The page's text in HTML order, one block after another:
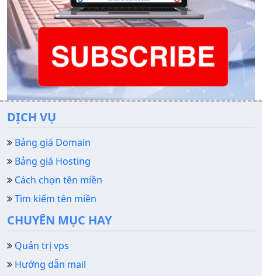
DỊCH VỤ
Bảng giá Domain
Bảng giá Hosting
Cách chọn tên miền
Tìm kiếm tên miền
CHUYÊN MỤC HAY
Quản trị vps
Hướng dẫn mail